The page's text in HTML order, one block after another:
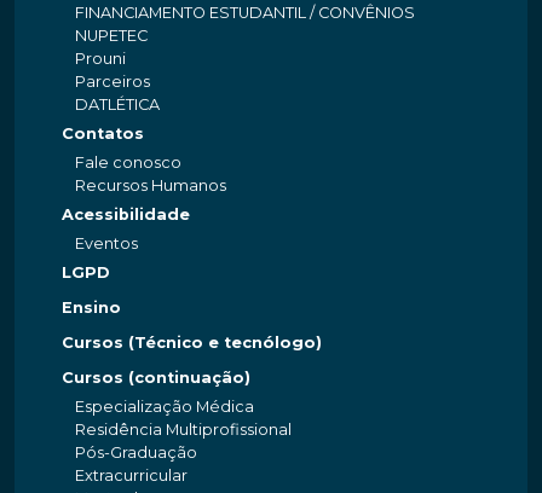
FINANCIAMENTO ESTUDANTIL / CONVÊNIOS
NUPETEC
Prouni
Parceiros
DATLÉTICA
Contatos
Fale conosco
Recursos Humanos
Acessibilidade
Eventos
LGPD
Ensino
Cursos (Técnico e tecnólogo)
Cursos (continuação)
Especialização Médica
Residência Multiprofissional
Pós-Graduação
Extracurricular